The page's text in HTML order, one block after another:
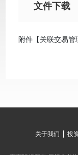
文件下载
附件【关联交易
关于我们 投